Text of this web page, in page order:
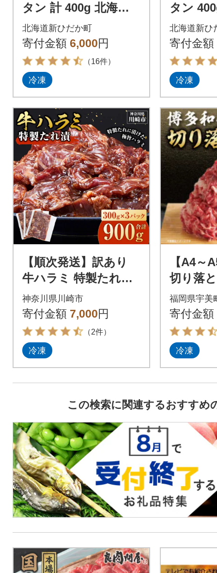
タン 計 400g 北海道
新ひだか町
北海道新ひだか町
寄付金額 6,000円
（16件）
冷凍
タン
ひだか町
北海道新ひ
寄付金額
冷凍
【順次発送】訳あり
牛ハラミ 特製たれ漬
900g 牛肉 お肉 肉 タ
レ漬け ハラミ 焼肉 焼
き肉
神奈川県川崎市
寄付金額 7,000円
（2件）
冷凍
【A4～
切り落
美町)
福岡県宇美
寄付金額
冷凍
この検索に関連するおすすめ